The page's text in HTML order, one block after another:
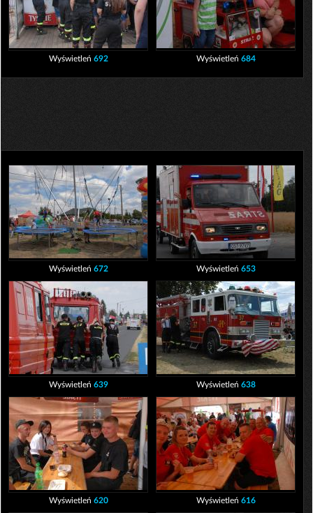
Wyświetleń 692 Wyświetleń 684
Wyświetleń 672 Wyświetleń 653
Wyświetleń 639 Wyświetleń 638
Wyświetleń 620 Wyświetleń 616